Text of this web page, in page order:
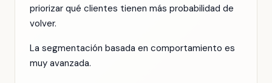
priorizar qué clientes tienen más probabilidad de
volver.
La segmentación basada en comportamiento es
muy avanzada.